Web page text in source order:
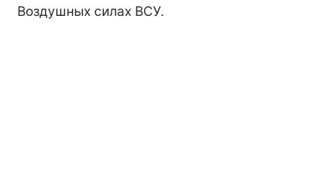
Воздушных силах ВСУ.